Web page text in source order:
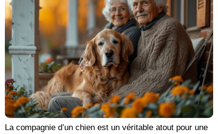
La compagnie d’un chien est un véritable atout pour une